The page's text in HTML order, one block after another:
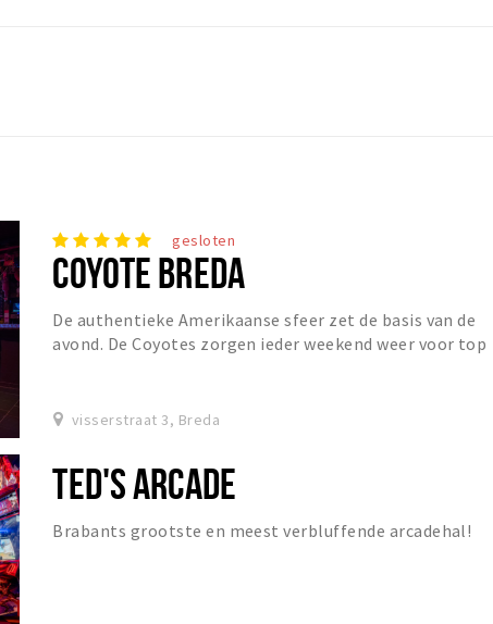
gesloten
COYOTE BREDA
De authentieke Amerikaanse sfeer zet de basis van de
avond. De Coyotes zorgen ieder weekend weer voor top
visserstraat 3, Breda
TED'S ARCADE
Brabants grootste en meest verbluffende arcadehal!